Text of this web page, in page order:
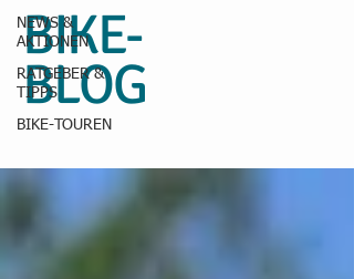
NEWS &
AKTIONEN
RATGEBER &
TIPPS
BIKE-TOUREN
BIKE-
BLOG